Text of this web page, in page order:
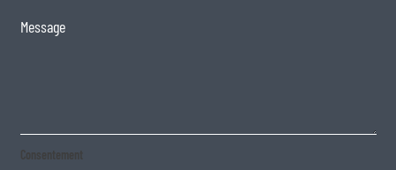
Consentement